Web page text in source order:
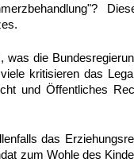
was die
kritisieren das
und Öffentliches
das
zum Wohle des